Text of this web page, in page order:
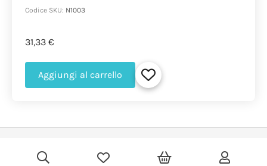
Codice SKU: N1003
31,33 €
Aggiungi al carrello
Mitrutrade
Powered by Shopamine.